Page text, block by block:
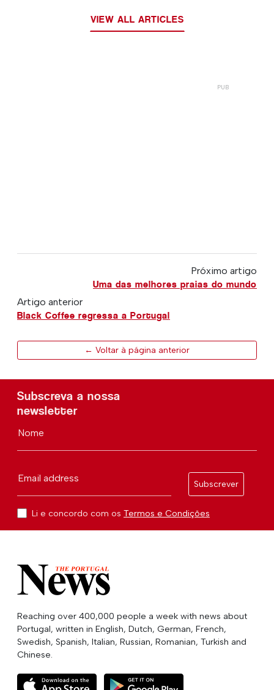
VIEW ALL ARTICLES
Próximo artigo
Uma das melhores praias do mundo
Artigo anterior
Black Coffee regressa a Portugal
← Voltar à página anterior
Subscreva a nossa
newsletter
Nome
Email address
Subscrever
Li e concordo com os Termos e Condições
Reaching over 400,000 people a week with news about
Portugal, written in English, Dutch, German, French,
Swedish, Spanish, Italian, Russian, Romanian, Turkish and
Chinese.